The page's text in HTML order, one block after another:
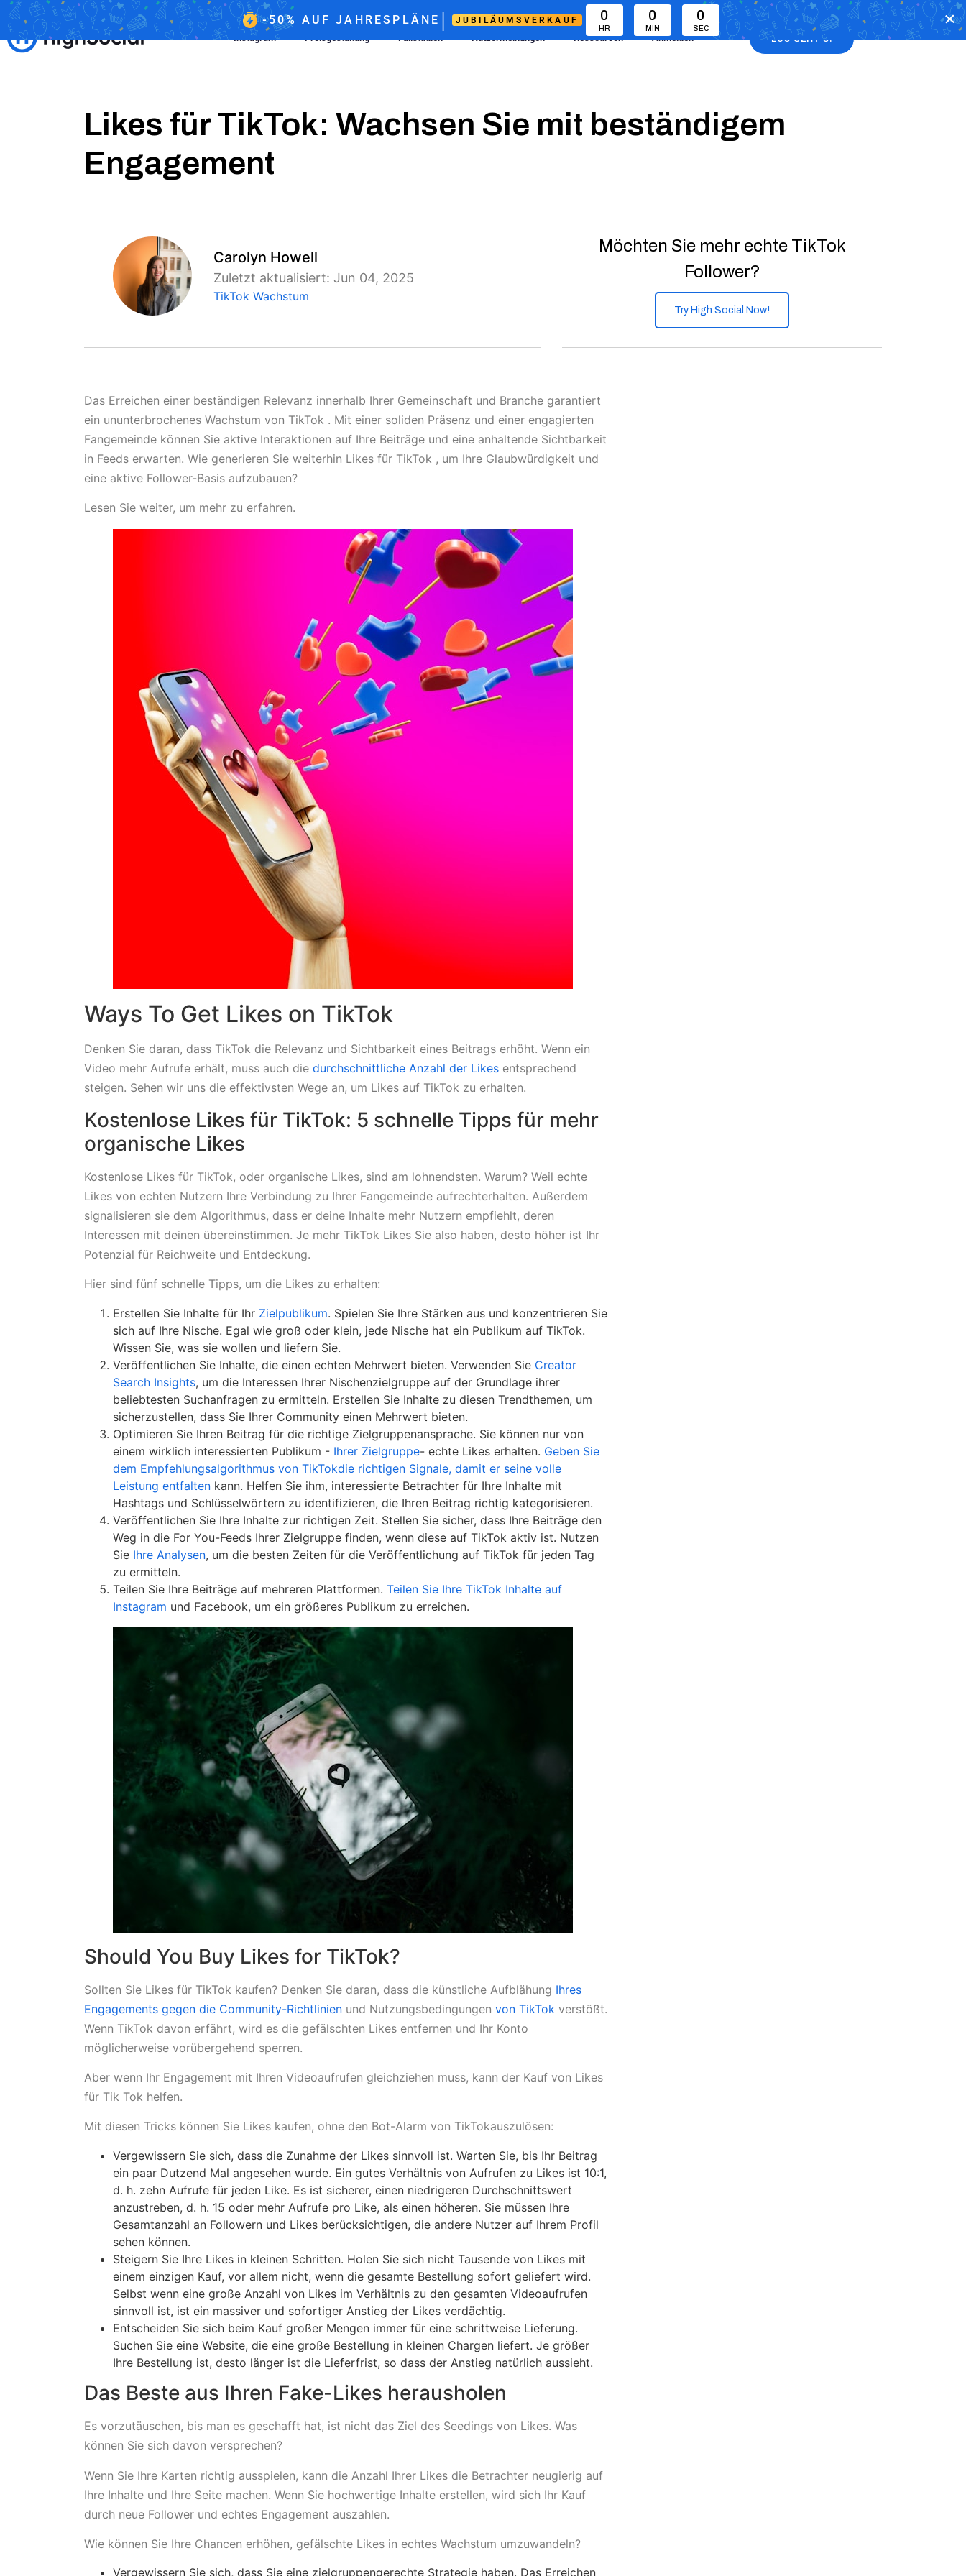
-50%AUF JAHRESPLÄNE | JUBILÄUMSVERKAUF 0
HR
0
MIN
0
SEC
Instagram Preisgestaltung Fallstudien Nutzermeinungen Ressourcen Anmelden LOS GEHT’S!
Likes für TikTok: Wachsen Sie mit beständigem
Engagement
Carolyn Howell
Zuletzt aktualisiert: Jun 04, 2025
TikTok Wachstum
Möchten Sie mehr echte TikTok
Follower?
Try High Social Now!
Das Erreichen einer beständigen Relevanz innerhalb Ihrer Gemeinschaft und Branche garantiert
ein ununterbrochenes Wachstum von TikTok . Mit einer soliden Präsenz und einer engagierten
Fangemeinde können Sie aktive Interaktionen auf Ihre Beiträge und eine anhaltende Sichtbarkeit
in Feeds erwarten. Wie generieren Sie weiterhin Likes für TikTok , um Ihre Glaubwürdigkeit und
eine aktive Follower-Basis aufzubauen?
Lesen Sie weiter, um mehr zu erfahren.
Ways To Get Likes on TikTok
Denken Sie daran, dass TikTok die Relevanz und Sichtbarkeit eines Beitrags erhöht. Wenn ein
Video mehr Aufrufe erhält, muss auch die durchschnittliche Anzahl der Likes entsprechend
steigen. Sehen wir uns die effektivsten Wege an, um Likes auf TikTok zu erhalten.
Kostenlose Likes für TikTok: 5 schnelle Tipps für mehr
organische Likes
Kostenlose Likes für TikTok, oder organische Likes, sind am lohnendsten. Warum? Weil echte
Likes von echten Nutzern Ihre Verbindung zu Ihrer Fangemeinde aufrechterhalten. Außerdem
signalisieren sie dem Algorithmus, dass er deine Inhalte mehr Nutzern empfiehlt, deren
Interessen mit deinen übereinstimmen. Je mehr TikTok Likes Sie also haben, desto höher ist Ihr
Potenzial für Reichweite und Entdeckung.
Hier sind fünf schnelle Tipps, um die Likes zu erhalten:
Erstellen Sie Inhalte für Ihr Zielpublikum. Spielen Sie Ihre Stärken aus und konzentrieren Sie
sich auf Ihre Nische. Egal wie groß oder klein, jede Nische hat ein Publikum auf TikTok.
Wissen Sie, was sie wollen und liefern Sie.
Veröffentlichen Sie Inhalte, die einen echten Mehrwert bieten. Verwenden Sie Creator
Search Insights, um die Interessen Ihrer Nischenzielgruppe auf der Grundlage ihrer
beliebtesten Suchanfragen zu ermitteln. Erstellen Sie Inhalte zu diesen Trendthemen, um
sicherzustellen, dass Sie Ihrer Community einen Mehrwert bieten.
Optimieren Sie Ihren Beitrag für die richtige Zielgruppenansprache. Sie können nur von
einem wirklich interessierten Publikum - Ihrer Zielgruppe- echte Likes erhalten. Geben Sie
dem Empfehlungsalgorithmus von TikTokdie richtigen Signale, damit er seine volle
Leistung entfalten kann. Helfen Sie ihm, interessierte Betrachter für Ihre Inhalte mit
Hashtags und Schlüsselwörtern zu identifizieren, die Ihren Beitrag richtig kategorisieren.
Veröffentlichen Sie Ihre Inhalte zur richtigen Zeit. Stellen Sie sicher, dass Ihre Beiträge den
Weg in die For You-Feeds Ihrer Zielgruppe finden, wenn diese auf TikTok aktiv ist. Nutzen
Sie Ihre Analysen, um die besten Zeiten für die Veröffentlichung auf TikTok für jeden Tag
zu ermitteln.
Teilen Sie Ihre Beiträge auf mehreren Plattformen. Teilen Sie Ihre TikTok Inhalte auf
Instagram und Facebook, um ein größeres Publikum zu erreichen.
Should You Buy Likes for TikTok?
Sollten Sie Likes für TikTok kaufen? Denken Sie daran, dass die künstliche Aufblähung Ihres
Engagements gegen die Community-Richtlinien und Nutzungsbedingungen von TikTok verstößt.
Wenn TikTok davon erfährt, wird es die gefälschten Likes entfernen und Ihr Konto
möglicherweise vorübergehend sperren.
Aber wenn Ihr Engagement mit Ihren Videoaufrufen gleichziehen muss, kann der Kauf von Likes
für Tik Tok helfen.
Mit diesen Tricks können Sie Likes kaufen, ohne den Bot-Alarm von TikTokauszulösen:
Vergewissern Sie sich, dass die Zunahme der Likes sinnvoll ist. Warten Sie, bis Ihr Beitrag
ein paar Dutzend Mal angesehen wurde. Ein gutes Verhältnis von Aufrufen zu Likes ist 10:1,
d. h. zehn Aufrufe für jeden Like. Es ist sicherer, einen niedrigeren Durchschnittswert
anzustreben, d. h. 15 oder mehr Aufrufe pro Like, als einen höheren. Sie müssen Ihre
Gesamtanzahl an Followern und Likes berücksichtigen, die andere Nutzer auf Ihrem Profil
sehen können.
Steigern Sie Ihre Likes in kleinen Schritten. Holen Sie sich nicht Tausende von Likes mit
einem einzigen Kauf, vor allem nicht, wenn die gesamte Bestellung sofort geliefert wird.
Selbst wenn eine große Anzahl von Likes im Verhältnis zu den gesamten Videoaufrufen
sinnvoll ist, ist ein massiver und sofortiger Anstieg der Likes verdächtig.
Entscheiden Sie sich beim Kauf großer Mengen immer für eine schrittweise Lieferung.
Suchen Sie eine Website, die eine große Bestellung in kleinen Chargen liefert. Je größer
Ihre Bestellung ist, desto länger ist die Lieferfrist, so dass der Anstieg natürlich aussieht.
Das Beste aus Ihren Fake-Likes herausholen
Es vorzutäuschen, bis man es geschafft hat, ist nicht das Ziel des Seedings von Likes. Was
können Sie sich davon versprechen?
Wenn Sie Ihre Karten richtig ausspielen, kann die Anzahl Ihrer Likes die Betrachter neugierig auf
Ihre Inhalte und Ihre Seite machen. Wenn Sie hochwertige Inhalte erstellen, wird sich Ihr Kauf
durch neue Follower und echtes Engagement auszahlen.
Wie können Sie Ihre Chancen erhöhen, gefälschte Likes in echtes Wachstum umzuwandeln?
Vergewissern Sie sich, dass Sie eine zielgruppengerechte Strategie haben. Das Erreichen